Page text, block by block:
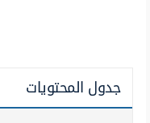
جدول المحتويات